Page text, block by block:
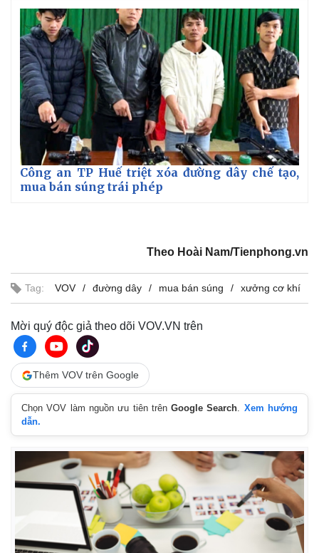
Kinh tế
Bất động sản
Thị trường
Giá vàng
Công an TP Huế triệt xóa đường dây chế tạo,
mua bán súng trái phép
Theo Hoài Nam/Tienphong.vn
Tag: VOV đường dây mua bán súng xưởng cơ khí
Mời quý độc giả theo dõi VOV.VN trên
Thêm VOV trên Google
Chọn VOV làm nguồn ưu tiên trênGoogle Search. Xem hướng
dẫn.